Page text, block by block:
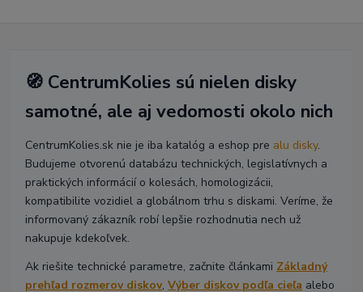
🧭 CentrumKolies sú nielen disky
samotné, ale aj vedomosti okolo nich
CentrumKolies.sk nie je iba katalóg a eshop pre alu disky.
Budujeme otvorenú databázu technických, legislatívnych a
praktických informácií o kolesách, homologizácii,
kompatibilite vozidiel a globálnom trhu s diskami. Veríme, že
informovaný zákazník robí lepšie rozhodnutia nech už
nakupuje kdekoľvek.
Ak riešite technické parametre, začnite článkami Základný
prehľad rozmerov diskov,Výber diskov podľa cieľa alebo